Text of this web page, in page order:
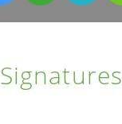
Signatures